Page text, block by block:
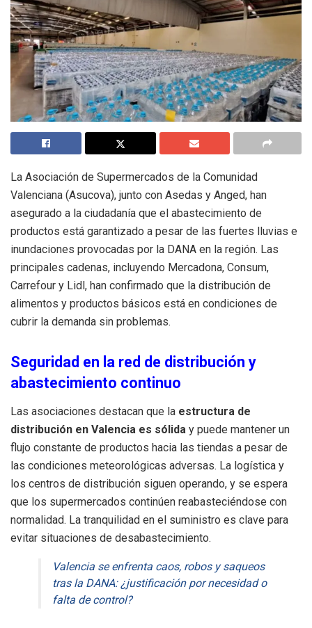
La Asociación de Supermercados de la Comunidad
Valenciana (Asucova), junto con Asedas y Anged, han
asegurado a la ciudadanía que el abastecimiento de
productos está garantizado a pesar de las fuertes lluvias e
inundaciones provocadas por la DANA en la región. Las
principales cadenas, incluyendo Mercadona, Consum,
Carrefour y Lidl, han confirmado que la distribución de
alimentos y productos básicos está en condiciones de
cubrir la demanda sin problemas.
Seguridad en la red de distribución y
abastecimiento continuo
Las asociaciones destacan que la estructura de
distribución en Valencia es sólida y puede mantener un
flujo constante de productos hacia las tiendas a pesar de
las condiciones meteorológicas adversas. La logística y
los centros de distribución siguen operando, y se espera
que los supermercados continúen reabasteciéndose con
normalidad. La tranquilidad en el suministro es clave para
evitar situaciones de desabastecimiento.
Valencia se enfrenta caos, robos y saqueos
tras la DANA: ¿justificación por necesidad o
falta de control?